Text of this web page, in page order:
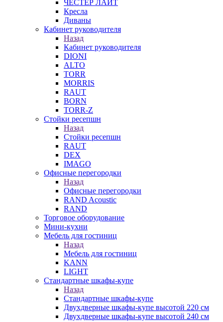
ЧЕСТЕР ЛАЙТ
Кресла
Диваны
Кабинет руководителя
Назад
Кабинет руководителя
DIONI
ALTO
TORR
MORRIS
RAUT
BORN
TORR-Z
Стойки ресепшн
Назад
Стойки ресепшн
RAUT
DEX
IMAGO
Офисные перегородки
Назад
Офисные перегородки
RAND Acoustic
RAND
Торговое оборудование
Мини-кухни
Мебель для гостиниц
Назад
Мебель для гостиниц
KANN
LIGHT
Стандартные шкафы-купе
Назад
Стандартные шкафы-купе
Двухдверные шкафы-купе высотой 220 см
Двухдверные шкафы-купе высотой 240 см